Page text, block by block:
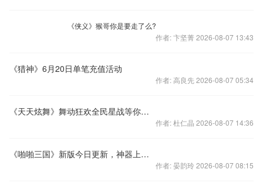
《侠义》猴哥你是要走了么?
作者: 卞坚菁 2026-08-07 13:43
《猎神》6月20日单笔充值活动
作者: 高良先 2026-08-07 05:34
《天天炫舞》舞动狂欢全民星战等你来战
作者: 杜仁晶 2026-08-07 14:36
《啪啪三国》新版今日更新，神器上线颠覆历史
作者: 晏韵玲 2026-08-07 08:15